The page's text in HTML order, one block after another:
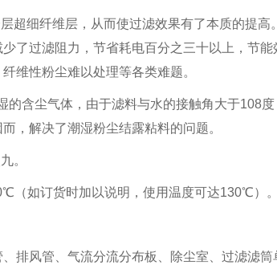
超细纤维层，从而使过滤效果有了本质的提高
了过滤阻力，节省耗电百分之三十以上，节
维性粉尘难以处理等各类难题。
的含尘气体，由于滤料与水的接触角大于108
，解决了潮湿粉尘结露粘料的问题。
。
（如订货时加以说明，使用温度可达130℃）。
排风管、气流分流分布板、除尘室、过滤滤